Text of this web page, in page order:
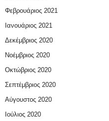
Φεβρουάριος 2021
Ιανουάριος 2021
Δεκέμβριος 2020
Νοέμβριος 2020
Οκτώβριος 2020
Σεπτέμβριος 2020
Αύγουστος 2020
Ιούλιος 2020